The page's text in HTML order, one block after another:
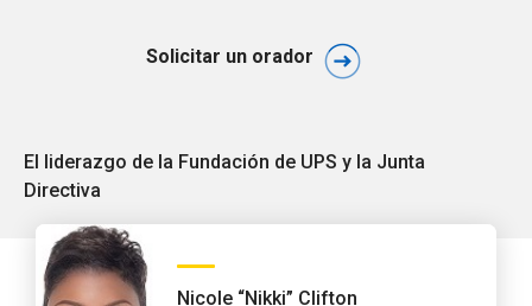
El liderazgo de la Fundación de UPS y la Junta
Directiva
Solicitar un orador
Nicole “Nikki” Clifton